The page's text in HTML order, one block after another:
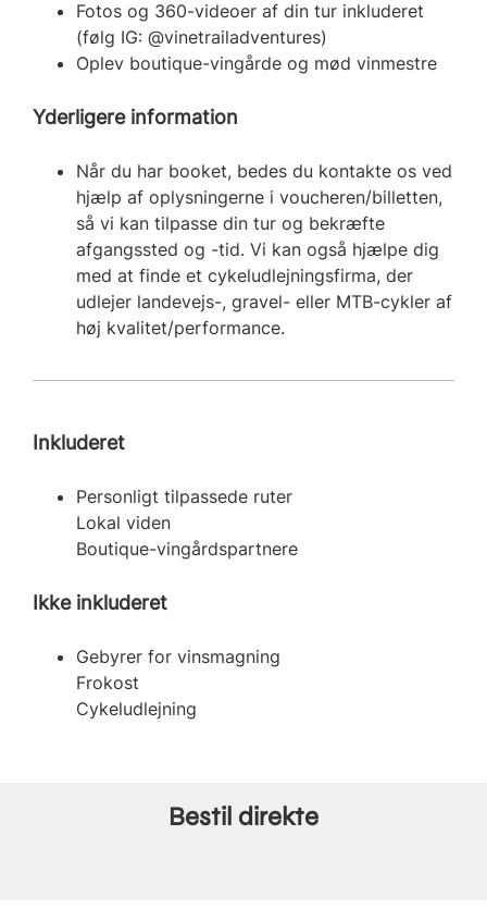
Fotos og 360-videoer af din tur inkluderet
(følg IG: @vinetrailadventures)
Oplev boutique-vingårde og mød vinmestre
Yderligere information
Når du har booket, bedes du kontakte os ved
hjælp af oplysningerne i voucheren/billetten,
så vi kan tilpasse din tur og bekræfte
afgangssted og -tid. Vi kan også hjælpe dig
med at finde et cykeludlejningsfirma, der
udlejer landevejs-, gravel- eller MTB-cykler af
høj kvalitet/performance.
Inkluderet
Personligt tilpassede ruter
Lokal viden
Boutique-vingårdspartnere
Ikke inkluderet
Gebyrer for vinsmagning
Frokost
Cykeludlejning
Bestil direkte